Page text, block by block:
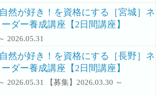
自然が好き！を資格にする［宮城］ネ
ダー養成講座【2日間講座】
2026.05.31
自然が好き！を資格にする［長野］ネ
ダー養成講座【2日間講座】
2026.05.31 【募集】2026.03.30 ～